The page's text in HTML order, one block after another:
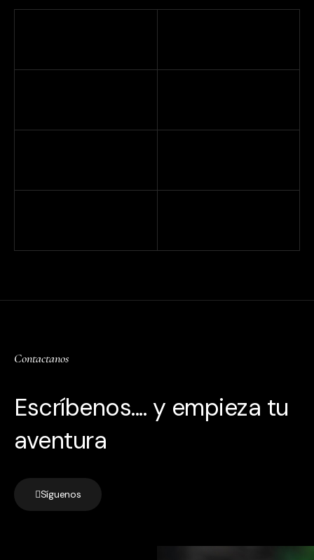
Contactanos
Escríbenos.... y empieza tu
aventura
Síguenos